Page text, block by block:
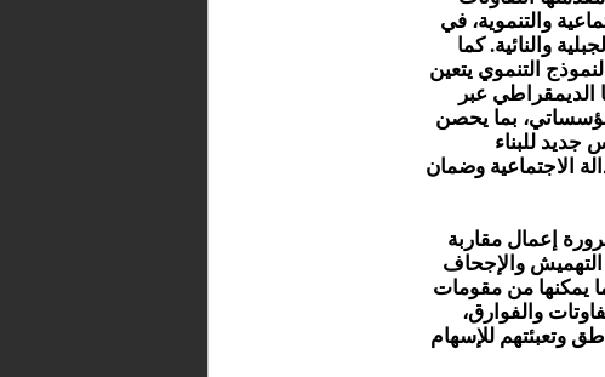
والتنموية، في
والنائية. كما
التنموي يتعين
عبر
بما يحصن
للبناء
الاجتماعية وضمان
إعمال مقاربة
والإجحاف
يمكنها من مقومات
والفوارق،
وتعبئتهم للإسهام